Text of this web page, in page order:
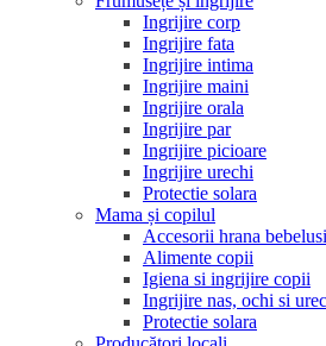
Ingrijire corp
Ingrijire fata
Ingrijire intima
Ingrijire maini
Ingrijire orala
Ingrijire par
Ingrijire picioare
Ingrijire urechi
Protectie solara
Mama și copilul
Accesorii hrana bebelusi
Alimente copii
Igiena si ingrijire copii
Ingrijire nas, ochi si
Protectie solara